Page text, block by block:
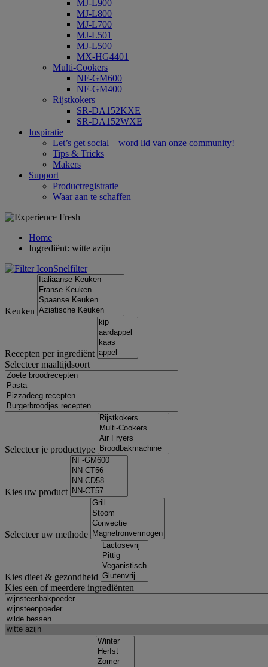
MJ-L900
MJ-L800
MJ-L700
MJ-L501
MJ-L500
MX-HG4401
Multi-Cookers
NF-GM600
NF-GM400
Rijstkokers
SR-DA152KXE
SR-DA152WXE
Inspiratie
Let’s get social – word lid van onze community!
Tips & Tricks
Makers
Support
Productregistratie
Waar aan te schaffen
Home
Ingrediënt: witte azijn
Snelfilter
Keuken
Recepten per ingrediënt
Selecteer maaltijdsoort
Selecteer je producttype
Kies uw product
Selecteer uw methode
Kies dieet & gezondheid
Kies een of meerdere ingrediënten